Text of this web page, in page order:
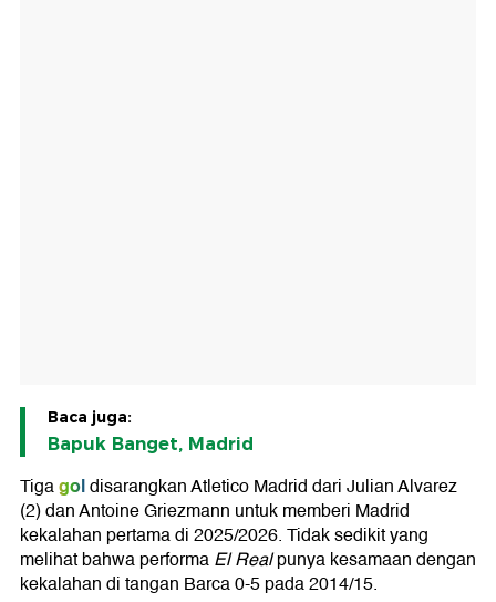
Baca juga:
Bapuk Banget, Madrid
Tigagoldisarangkan Atletico Madrid dari Julian Alvarez
(2) dan Antoine Griezmann untuk memberi Madrid
kekalahan pertama di 2025/2026. Tidak sedikit yang
melihat bahwa performaEl Realpunya kesamaan dengan
kekalahan di tangan Barca 0-5 pada 2014/15.